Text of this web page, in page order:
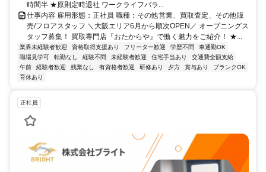
時間半 ★原則定時退社 ワークライフバラ...
仕事内容 雇用形態：正社員 職種：その他営業、買取査定、その他販
売/フロアスタッフ ＼大阪エリア6月から順次OPEN／ オープニングス
タッフ募集！ 買取専門店『おたからや』で働く魅力をご紹介！ ★...
業界未経験者歓迎 資格取得支援あり フリーター歓迎 学歴不問
車通勤OK
職場見学可
転勤なし 経験不問 未経験者歓迎 住宅手当あり
交通費全額支給
午前
経験者歓迎 残業なし 有資格者歓迎 研修あり 夕方 賞与あり
ブランクOK
育休あり
正社員